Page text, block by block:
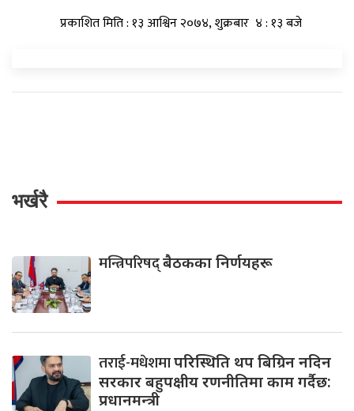
प्रकाशित मिति : १३ आश्विन २०७४, शुक्रबार ४ : १३ बजे
भर्खरै
मन्त्रिपरिषद्बैठकका निर्णयहरू
तराई-मधेशमापरिस्थिति थप बिग्रिन नदिन
सरकार बहुपक्षीय रणनीतिमा काम गर्दैछ:
प्रधानमन्त्री